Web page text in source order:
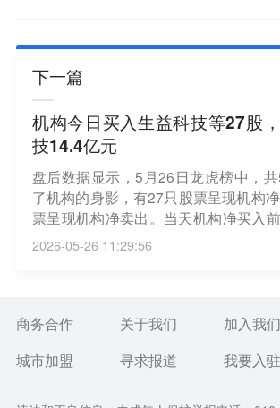
下一篇
机构今日买入生益科技等27股
技14.4亿元
盘后数据显示，5月26日龙虎榜中，
了机构的身影，有27只股票呈现机构
票呈现机构净卖出。当天机构净买入
是生益科技、华大九天、沪电股份，
是14.92亿元、5.44亿元、2.85亿元。
前三的股票分别是长电科技、生益电
2026-05-26 11:29:56
商务合作 关于我们 加入我们
城市加盟
寻求报道 我要入驻